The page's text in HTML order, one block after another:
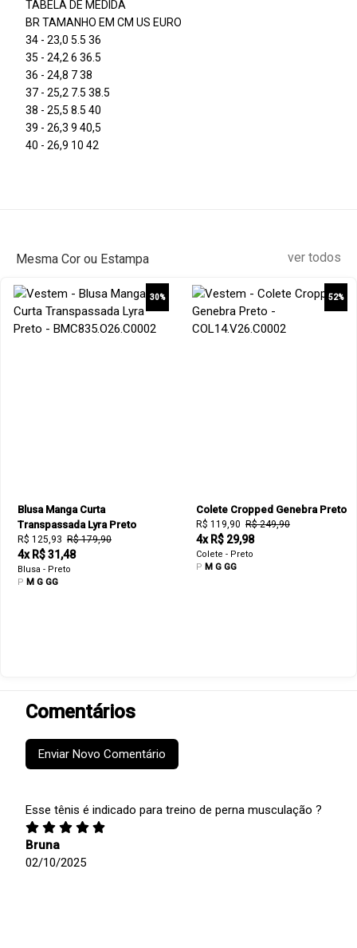
TABELA DE MEDIDA
BR TAMANHO EM CM US EURO
34 - 23,0 5.5 36
35 - 24,2 6 36.5
36 - 24,8 7 38
37 - 25,2 7.5 38.5
38 - 25,5 8.5 40
39 - 26,3 9 40,5
40 - 26,9 10 42
Mesma Cor ou Estampa ver todos
30%
Blusa Manga Curta
Transpassada Lyra Preto
R$ 125,93 R$ 179,90
4x R$ 31,48
Blusa - Preto
P M G GG
52%
Colete Cropped Genebra Preto
R$ 119,90 R$ 249,90
4x R$ 29,98
Colete - Preto
P M G GG
Comentários
Enviar Novo Comentário
Esse tênis é indicado para treino de perna musculação ?
Bruna
02/10/2025